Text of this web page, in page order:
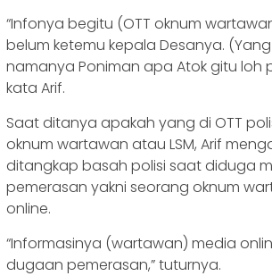
“Infonya begitu (OTT oknum
belum ketemu kepala Desanya. (Yang
namanya Poniman apa Atok gitu loh
kata Arif.
Saat ditanya apakah yang di OTT
oknum wartawan atau LSM, Arif
ditangkap basah polisi saat diduga
pemerasan yakni seorang oknum
online.
“Informasinya (wartawan) media
dugaan pemerasan,” tuturnya.